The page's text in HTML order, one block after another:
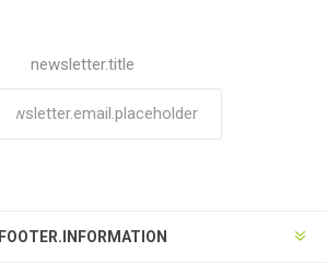
newsletter.title
FOOTER.INFORMATION